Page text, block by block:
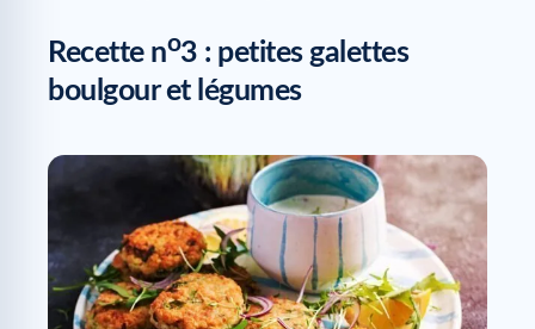
Recette no3 : petites galettes
boulgour et légumes